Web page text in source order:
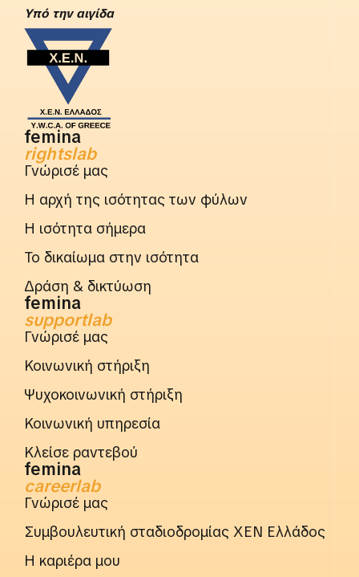
Yπό την αιγίδα
femina
rightslab
Γνώρισέ μας
Η αρχή της ισότητας των φύλων
Η ισότητα σήμερα
Το δικαίωμα στην ισότητα
Δράση & δικτύωση
femina
supportlab
Γνώρισέ μας
Κοινωνική στήριξη
Ψυχοκοινωνική στήριξη
Κοινωνική υπηρεσία
Κλείσε ραντεβού
femina
careerlab
Γνώρισέ μας
Συμβουλευτική σταδιοδρομίας ΧΕΝ Ελλάδος
Η καριέρα μου